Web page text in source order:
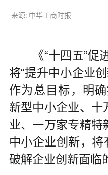
来源: 中华工商时报
《“十四五”促进
将“提升中小企业
作为总目标，明
新型中小企业、十
业、一万家专精特
中小企业创新，
破解企业创新面临